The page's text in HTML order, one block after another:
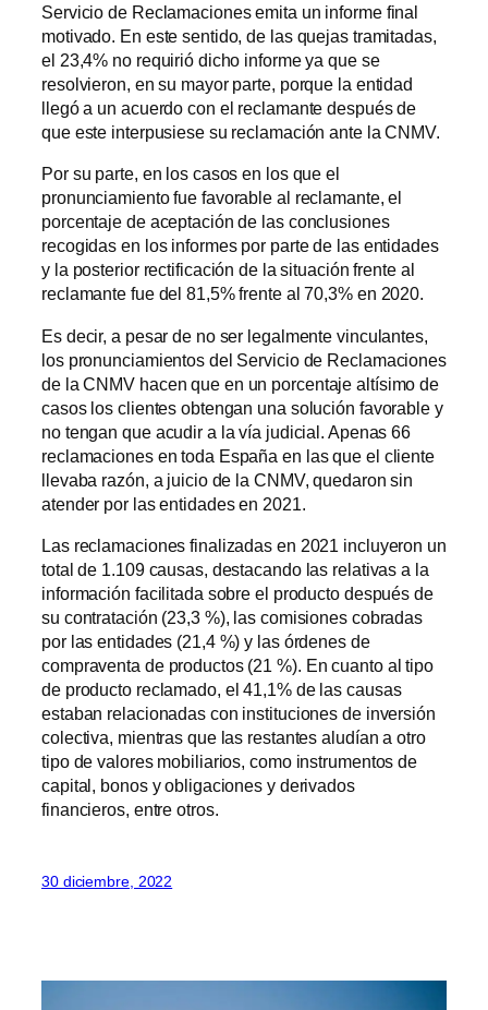
Servicio de Reclamaciones emita un informe final
motivado. En este sentido, de las quejas tramitadas,
el 23,4% no requirió dicho informe ya que se
resolvieron, en su mayor parte, porque la entidad
llegó a un acuerdo con el reclamante después de
que este interpusiese su reclamación ante la CNMV.
Por su parte, en los casos en los que el
pronunciamiento fue favorable al reclamante, el
porcentaje de aceptación de las conclusiones
recogidas en los informes por parte de las entidades
y la posterior rectificación de la situación frente al
reclamante fue del 81,5% frente al 70,3% en 2020.
Es decir, a pesar de no ser legalmente vinculantes,
los pronunciamientos del Servicio de Reclamaciones
de la CNMV hacen que en un porcentaje altísimo de
casos los clientes obtengan una solución favorable y
no tengan que acudir a la vía judicial. Apenas 66
reclamaciones en toda España en las que el cliente
llevaba razón, a juicio de la CNMV, quedaron sin
atender por las entidades en 2021.
Las reclamaciones finalizadas en 2021 incluyeron un
total de 1.109 causas, destacando las relativas a la
información facilitada sobre el producto después de
su contratación (23,3 %), las comisiones cobradas
por las entidades (21,4 %) y las órdenes de
compraventa de productos (21 %). En cuanto al tipo
de producto reclamado, el 41,1% de las causas
estaban relacionadas con instituciones de inversión
colectiva, mientras que las restantes aludían a otro
tipo de valores mobiliarios, como instrumentos de
capital, bonos y obligaciones y derivados
financieros, entre otros.
30 diciembre, 2022